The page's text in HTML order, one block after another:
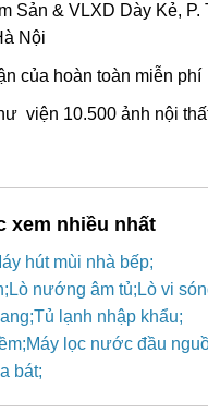
Sản & VLXD Dày Kẻ,
Nội
của hoàn toàn miễn phí
viện 10.500 ảnh nội
xem nhiều nhất
hút mùi nhà bếp
Lò nướng âm tủ Lò vi
Tủ lạnh nhập khẩu
Máy lọc nước đầu
bát